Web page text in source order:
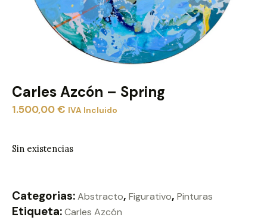
Carles Azcón – Spring
1.500,00€ IVA Incluido
Sin existencias
Categorias:Abstracto, Figurativo, Pinturas
Etiqueta:Carles Azcón